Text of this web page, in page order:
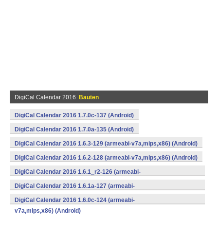
DigiCal Calendar 2016 Bauten
DigiCal Calendar 2016 1.7.0c-137 (Android)
DigiCal Calendar 2016 1.7.0a-135 (Android)
DigiCal Calendar 2016 1.6.3-129 (armeabi-v7a,mips,x86) (Android)
DigiCal Calendar 2016 1.6.2-128 (armeabi-v7a,mips,x86) (Android)
DigiCal Calendar 2016 1.6.1_r2-126 (armeabi-
v7a,mips,x86) (Android)
DigiCal Calendar 2016 1.6.1a-127 (armeabi-
v7a,mips,x86) (Android)
DigiCal Calendar 2016 1.6.0c-124 (armeabi-
v7a,mips,x86) (Android)